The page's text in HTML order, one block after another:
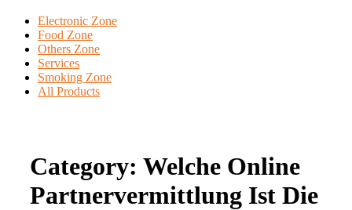
Electronic Zone
Food Zone
Others Zone
Services
Smoking Zone
All Products
Category: Welche Online
Partnervermittlung Ist Die